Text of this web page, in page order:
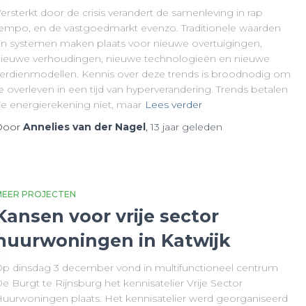
door de crisis verandert de samenleving in rap
en de vastgoedmarkt evenzo. Traditionele waarden
systemen maken plaats voor nieuwe overtuigingen,
verhoudingen, nieuwe technologieën en nieuwe
Kennis over deze trends is broodnodig om
overleven in een tijd van hyperverandering. Trends betalen
energierekening niet, maar Lees verder
Annelies van der Nagel,13 jaar geleden
PROJECTEN
voor vrije sector
in Katwijk
dinsdag 3 december vond in multifunctioneel centrum
Burgt te Rijnsburg het kennisatelier Vrije Sector
plaats. Het kennisatelier werd georganiseerd